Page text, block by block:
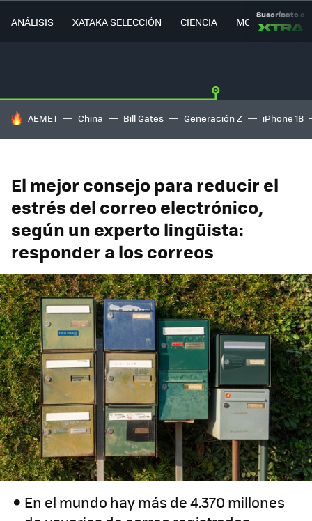
ANÁLISIS XATAKA SELECCIÓN CIENCIA MOVILIDAD
Suscríbete a
HOY SE HABLA DE
AEMET China Bill Gates Generación Z iPhone 18
El mejor consejo para reducir el
estrés del correo electrónico,
según un experto lingüista:
responder a los correos
En el mundo hay más de 4.370 millones